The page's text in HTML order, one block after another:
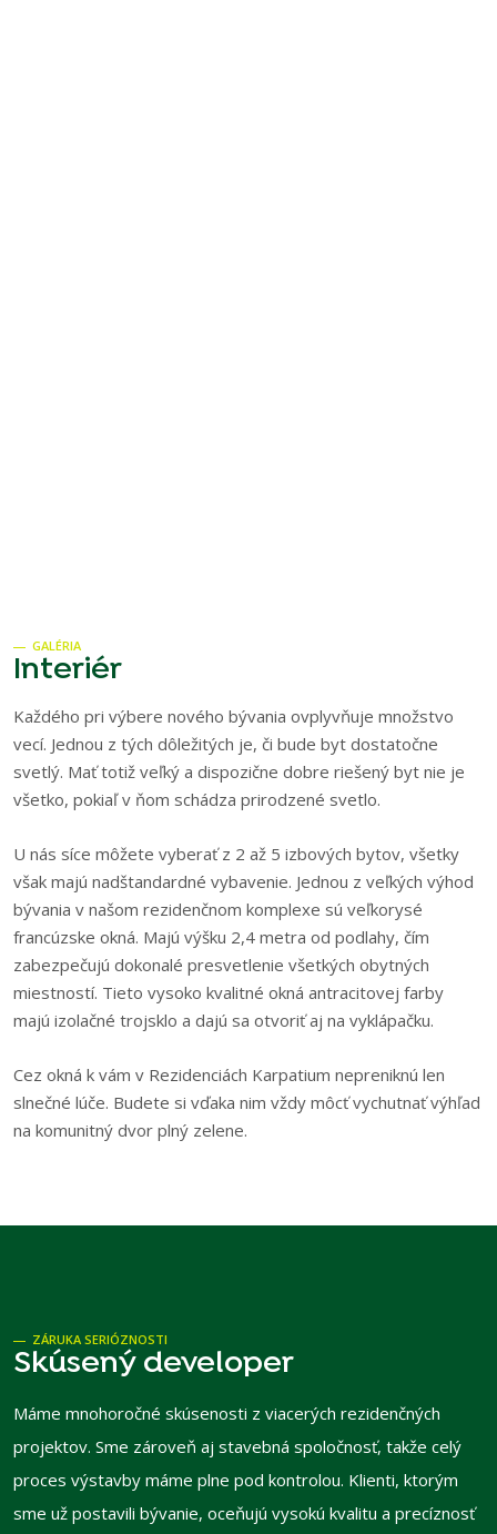
GALÉRIA
Interiér
Každého pri výbere nového bývania ovplyvňuje množstvo
vecí. Jednou z tých dôležitých je, či bude byt dostatočne
svetlý. Mať totiž veľký a dispozične dobre riešený byt nie je
všetko, pokiaľ v ňom schádza prirodzené svetlo.
U nás síce môžete vyberať z 2 až 5 izbových bytov, všetky
však majú nadštandardné vybavenie. Jednou z veľkých výhod
bývania v našom rezidenčnom komplexe sú veľkorysé
francúzske okná. Majú výšku 2,4 metra od podlahy, čím
zabezpečujú dokonalé presvetlenie všetkých obytných
miestností. Tieto vysoko kvalitné okná antracitovej farby
majú izolačné trojsklo a dajú sa otvoriť aj na vyklápačku.
Cez okná k vám v Rezidenciách Karpatium nepreniknú len
slnečné lúče. Budete si vďaka nim vždy môcť vychutnať výhľad
na komunitný dvor plný zelene.
ZÁRUKA SERIÓZNOSTI
Skúsený developer
Máme mnohoročné skúsenosti z viacerých rezidenčných
projektov. Sme zároveň aj stavebná spoločnosť, takže celý
proces výstavby máme plne pod kontrolou. Klienti, ktorým
sme už postavili bývanie, oceňujú vysokú kvalitu a precíznosť